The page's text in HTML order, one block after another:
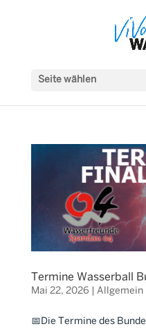
Seite wählen
Termine Wasserball
Mai 22, 2026 Allgemein
📅Die Termine des